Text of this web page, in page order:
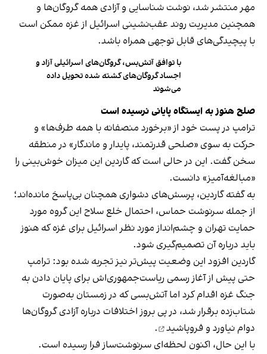
مهر منتشر شد، نوشت شناسایی و آزادی همه گروگان‌ها و
همچنین مدیریت روند عقب‌نشینی اسرائیل از غزه ممکن است
با پیچیدگی‌های قابل توجهی همراه باشد.
با توافق آتش‌بس، گروگان‌های اسرائیلی آزاد و
اجساد گروگان‌های کشته شده تحویل داده
می‌شوند
صلح هنوز به ایستگاه پایانی نرسیده است
ترامپ در پست خود از «برخورد منصفانه با همه طرف‌ها» و
حرکت به سوی «صلحی قدرتمند، پایدار و ماندگار» در منطقه
سخن گفت. این در حالی است که گاردین این میزان خوش‌بینی را
«مبالغه‌آمیز» دانست.
به گفته گاردین، پرسش‌های دشواری همچنان بی‌پاسخ مانده‌اند؛
از جمله سرنوشت حماس، احتمال خلع سلاح این گروه مورد
حمایت تهران و چشم‌انداز مورد نظر اسرائیل برای غزه که هنوز
باید درباره آن تصمیم‌گیری شود.
گاردین افزود این وضعیت پیش‌تر نیز تجربه شده بود: ترامپ
حتی پیش از آغاز رسمی ریاست‌جمهوری‌اش برای پایان دادن به
جنگ غزه اقدام کرد اما آتش‌بسی که در زمستان به‌صورت
شتاب‌زده برقرار شد، در پی بروز اختلافات درباره آزادی گروگان‌ها
دوام نیاورد وفروپاشید
.
با این حال، اکنون لحظه‌ای سرنوشت‌ساز فرا رسیده است.